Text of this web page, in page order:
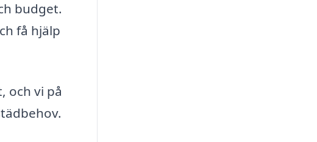
budget.
få hjälp
och vi på